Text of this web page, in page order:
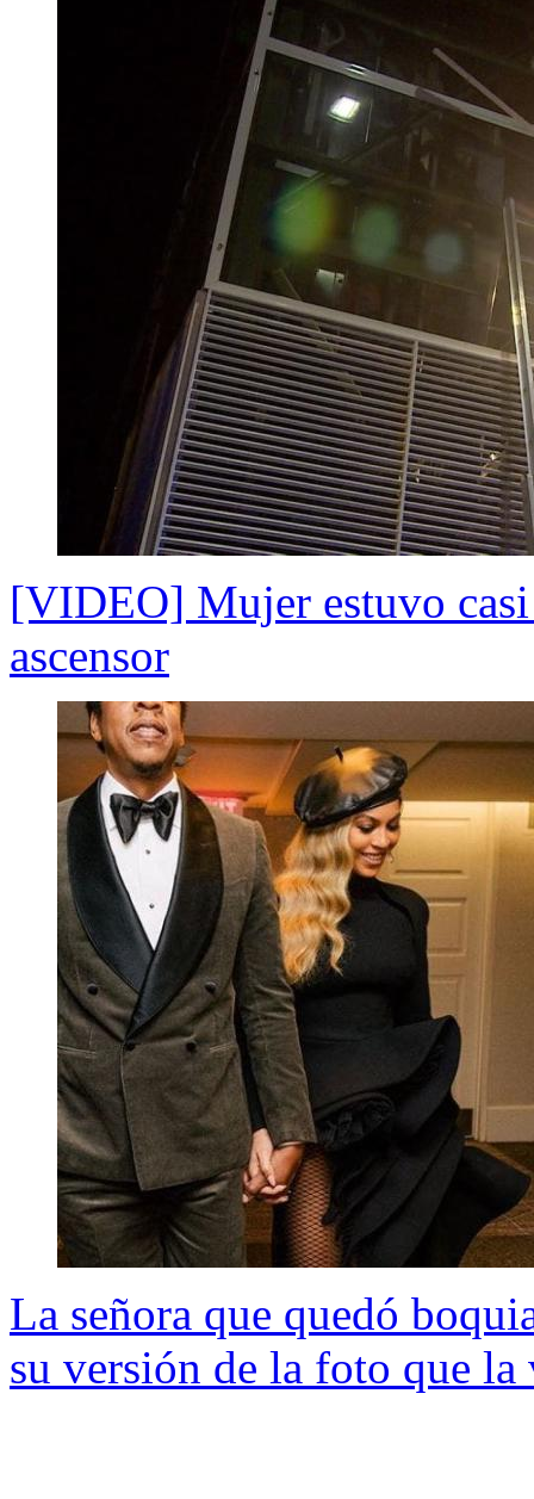
[VIDEO] Mujer estuvo casi
ascensor
La señora que quedó
su versión de la foto que